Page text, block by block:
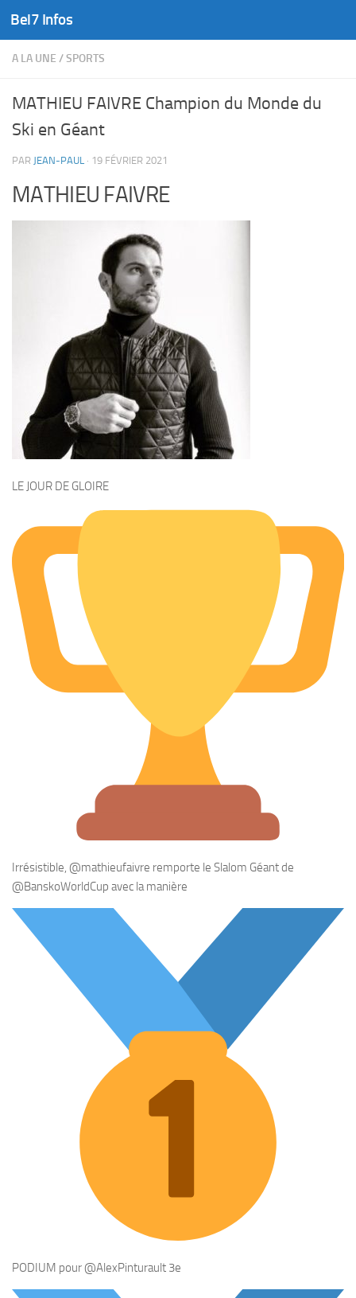
Skip to content
Bel7 Infos
A LA UNE /SPORTS
MATHIEU FAIVRE Champion du Monde du
Ski en Géant
PAR JEAN-PAUL · 19 FÉVRIER 2021
MATHIEU FAIVRE
LE JOUR DE GLOIRE
Irrésistible, @mathieufaivre remporte le Slalom Géant de
@BanskoWorldCup avec la manière
PODIUM pour@AlexPinturault 3e